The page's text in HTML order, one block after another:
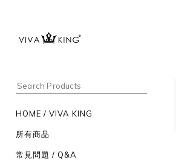
HOME / VIVA KING
所有商品
常見問題 / Q&A